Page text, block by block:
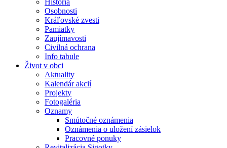
História
Osobnosti
Kráľovské zvesti
Pamiatky
Zaujímavosti
Civilná ochrana
Info tabule
Život v obci
Aktuality
Kalendár akcií
Projekty
Fotogaléria
Oznamy
Smútočné oznámenia
Oznámenia o uložení zásielok
Pracovné ponuky